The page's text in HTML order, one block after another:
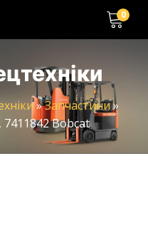
0
»Запчастини»
Bobcat